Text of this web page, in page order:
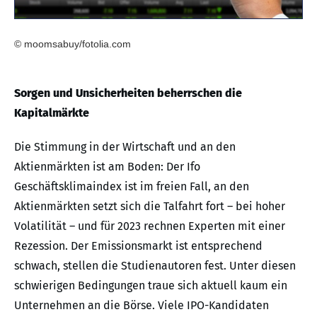
© moomsabuy/fotolia.com
Sorgen und Unsicherheiten beherrschen die
Kapitalmärkte
Die Stimmung in der Wirtschaft und an den
Aktienmärkten ist am Boden: Der Ifo
Geschäftsklimaindex ist im freien Fall, an den
Aktienmärkten setzt sich die Talfahrt fort – bei hoher
Volatilität – und für 2023 rechnen Experten mit einer
Rezession. Der Emissionsmarkt ist entsprechend
schwach, stellen die Studienautoren fest. Unter diesen
schwierigen Bedingungen traue sich aktuell kaum ein
Unternehmen an die Börse. Viele IPO-Kandidaten